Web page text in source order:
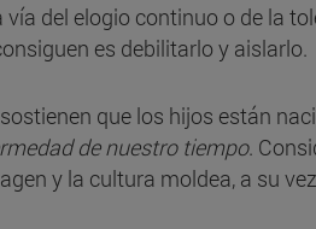
del elogio continuo o de la
es debilitarlo y aislarlo.
que los hijos están
de nuestro tiempo.
y la cultura moldea, a su